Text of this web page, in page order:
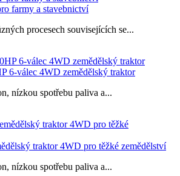
farmy a stavebnictví
procesech souvisejících se...
6-válec 4WD zemědělský traktor
nízkou spotřebu paliva a...
traktor 4WD pro těžké zemědělství
nízkou spotřebu paliva a...